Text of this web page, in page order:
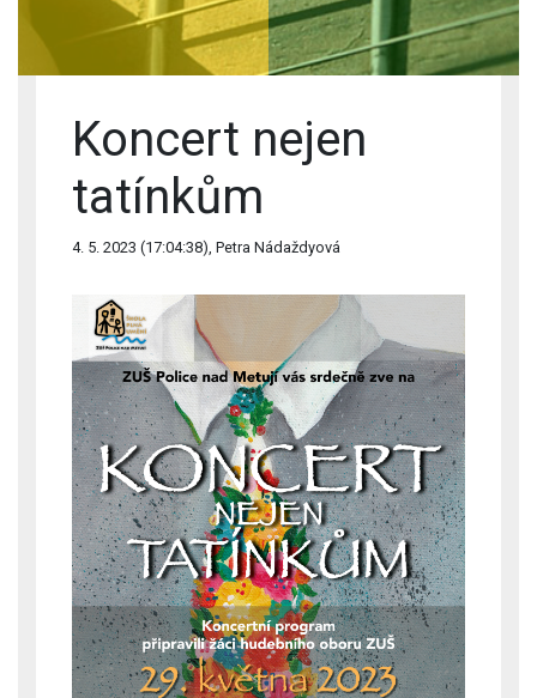
Koncert nejen
tatínkům
4. 5. 2023 (17:04:38), Petra Nádaždyová